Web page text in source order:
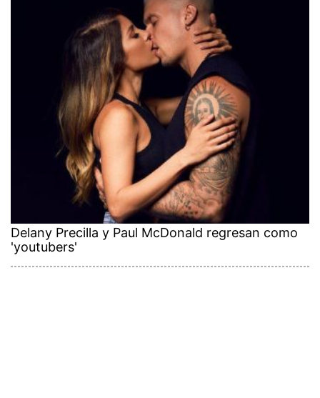
Delany Precilla y Paul McDonald regresan como
'youtubers'